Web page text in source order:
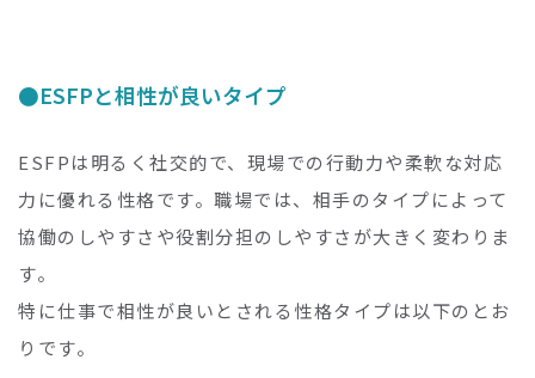
ESFPと相性が良いタイプ
ESFPは明るく社交的で、現場での行動力や柔軟な対応
力に優れる性格です。職場では、相手のタイプによって
協働のしやすさや役割分担のしやすさが大きく変わりま
す。
特に仕事で相性が良いとされる性格タイプは以下のとお
りです。